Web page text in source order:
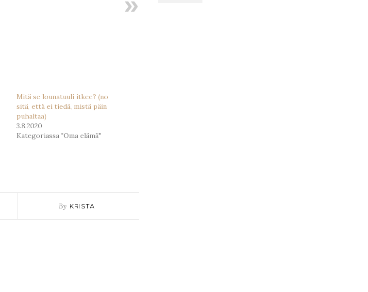
Mitä se lounatuuli itkee? (no
sitä, että ei tiedä, mistä päin
puhaltaa)
3.8.2020
Kategoriassa "Oma elämä"
By KRISTA